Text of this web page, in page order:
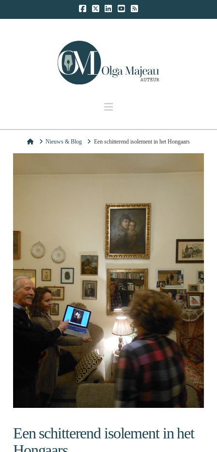
Navigation
HomeNieuws & Blog Een schitterend isolement in het Hongaars
Een schitterend isolement in het